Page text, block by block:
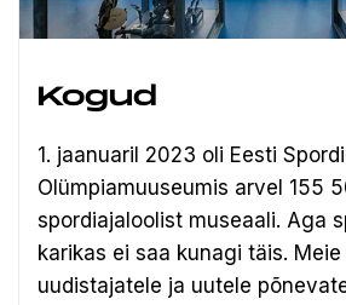
Kogud
1. jaanuaril 2023 oli Eesti
Olümpiamuuseumis arvel 155
spordiajaloolist museaali. Aga
karikas ei saa kunagi täis.
uudistajatele ja uutele